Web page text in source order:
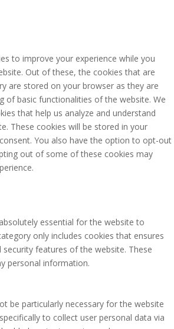
to improve your experience while you
Out of these, the cookies that are
are stored on your browser as they are
of basic functionalities of the website. We
that help us analyze and understand
These cookies will be stored in your
You also have the option to opt-out
out of some of these cookies may
essential for the website to
only includes cookies that ensures
features of the website. These
personal information.
be particularly necessary for the website
to collect user personal data via